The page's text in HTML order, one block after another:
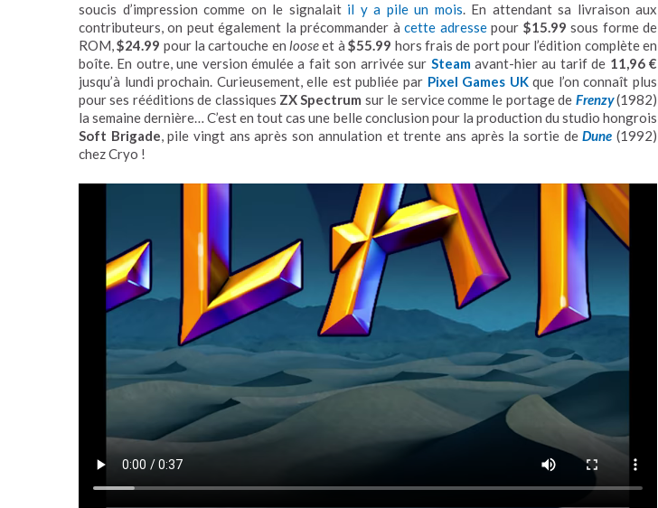
soucis d’impression comme on le signalait il y a pile un mois. En attendant sa livraison aux
contributeurs, on peut également la précommander àcette adressepour $15.99 sous forme de
ROM,$24.99 pour la cartouche enlooseet à$55.99 hors frais de port pour l’édition complète en
boîte. En outre, une version émulée a fait son arrivée sur Steamavant-hier au tarif de 11,96 €
jusqu’à lundi prochain. Curieusement, elle est publiée par Pixel Games UKque l’on connaît plus
pour ses rééditions de classiques ZX Spectrum sur le service comme le portage de Frenzy(1982)
la semaine dernière… C’est en tout cas une belle conclusion pour la production du studio hongrois
Soft Brigade, pile vingt ans après son annulation et trente ans après la sortie deDune (1992)
chez Cryo !